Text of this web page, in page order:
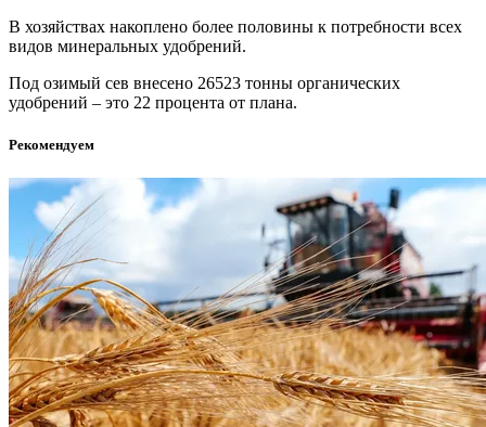
В хозяйствах накоплено более половины к потребности всех
видов минеральных удобрений.
Под озимый сев внесено 26523 тонны органических
удобрений – это 22 процента от плана.
Рекомендуем